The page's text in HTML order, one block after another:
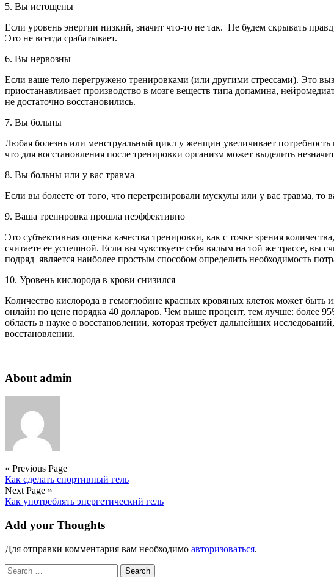
5. Вы истощены
Если уровень энергии низкий, значит что-то не так. Не будем скрывать
Это не всегда срабатывает.
6. Вы нервозны
Если ваше тело перегружено тренировками (или другими стрессами). Это
приостанавливает производство в мозге веществ типа допамина,
не достаточно восстановились.
7. Вы больны
Любая болезнь или менструальный цикл у женщин увеличивает
что для восстановления после тренировки организм может выделить
8. Вы больны или у вас травма
Если вы болеете от того, что перетренировали мускулы или у вас травма, то
9. Ваша тренировка прошла неэффективно
Это субъективная оценка качества тренировки, как с точке зрения
считаете ее успешной. Если вы чувствуете себя вялым на той же трассе, вы
подряд является наиболее простым способом определить необходимость
10. Уровень кислорода в крови снизился
Количество кислорода в гемоглобине красных кровяных клеток может быть
онлайн по цене порядка 40 долларов. Чем выше процент, тем лучше: более
область в науке о восстановлении, которая требует дальнейших
восстановлении.
About admin
« Previous Page
Как сделать спортивный гель
Next Page »
Как употреблять энергетический гель
Add your Thoughts
Для отправки комментария вам необходимо авторизоваться.
Search
for: